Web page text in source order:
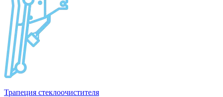
Трапеция стеклоочистителя